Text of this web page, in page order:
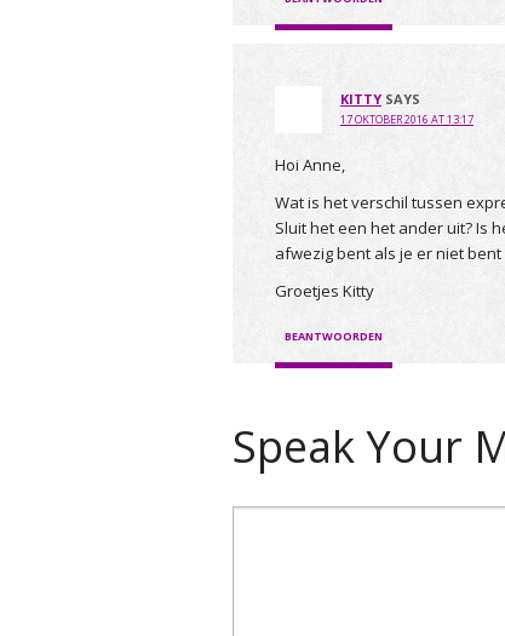
KITTY SAYS
17 OKTOBER 2016 AT 13:17
Hoi Anne,
Wat is het verschil tussen
Sluit het een het ander uit? Is
afwezig bent als je er niet
Groetjes Kitty
BEANTWOORDEN
Speak Your